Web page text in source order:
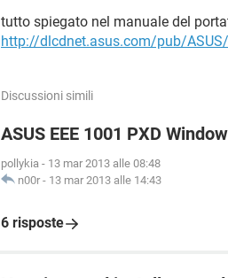
tutto spiegato nel manuale del
http://dlcdnet.asus.com/pub/
Discussioni simili
ASUS EEE 1001 PXD
pollykia - 13 mar 2013 alle 08:48
n00r - 13 mar 2013 alle 14:43
6 risposte